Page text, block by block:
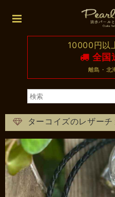
10000円以
全国
離島・北
ターコイズのレザー